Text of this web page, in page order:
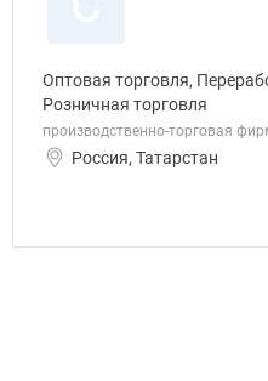
Оптовая торговля,
Розничная торговля
производственно-торговая
Россия, Татарстан